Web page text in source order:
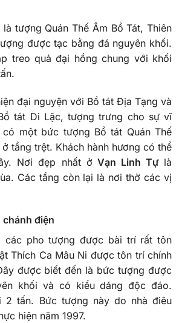
tượng Quán Thế Âm Bồ Tát, Thiên
được tạc bằng đá nguyên khối.
treo quả đại hồng chung với khối
đại nguyện với Bồ tát Địa Tạng và
tát Di Lặc, tượng trưng cho sự vĩ
một bức tượng Bồ tát Quán Thế
tầng trệt. Khách hành hương có thể
Nơi đẹp nhất ở Vạn Linh Tựlà
Các tầng còn lại là nơi thờ các vị
điện
các pho tượng được bài trí rất tôn
Thích Ca Mâu Ni được tôn trí chính
được biết đến là bức tượng được
khối và có kiểu dáng độc đáo.
2 tấn. Bức tượng này do nhà điêu
hiện năm 1997.